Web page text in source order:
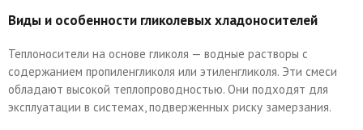
Виды и особенности гликолевых хладоносителей
Теплоносители на основе гликоля — водные растворы с
содержанием пропиленгликоля или этиленгликоля. Эти смеси
обладают высокой теплопроводностью. Они подходят для
эксплуатации в системах, подверженных риску замерзания.